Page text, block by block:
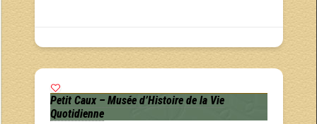
Petit Caux – Musée d’Histoire de la Vie
Quotidienne